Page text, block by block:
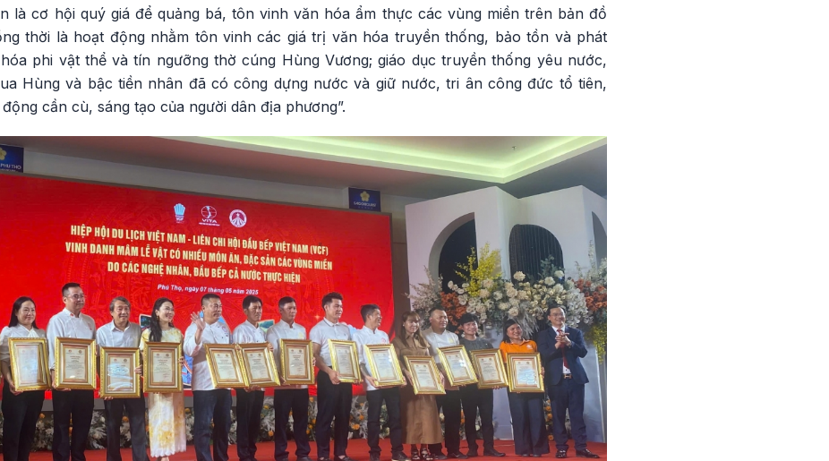
là cơ hội quý giá để quảng bá, tôn vinh văn hóa ẩm thực các vùng miền trên bản đồ
thời là hoạt động nhằm tôn vinh các giá trị văn hóa truyền thống, bảo tồn và phát
phi vật thể và tín ngưỡng thờ cúng Hùng Vương; giáo dục truyền thống yêu nước,
Hùng và bậc tiền nhân đã có công dựng nước và giữ nước, tri ân công đức tổ tiên,
cần cù, sáng tạo của người dân địa phương”.